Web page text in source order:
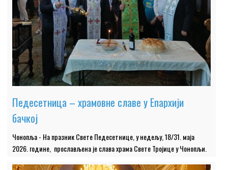
Педесетница – храмовне славе у Епархији
бачкој
Чонопља - На празник Свете Педесетнице, у недељу, 18/31. маја
2026. године, прослављена је слава храма Свете Тројице у Чонопљи.